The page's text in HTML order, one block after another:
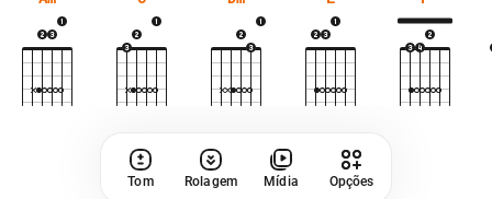
Tom Rolagem Mídia Opções